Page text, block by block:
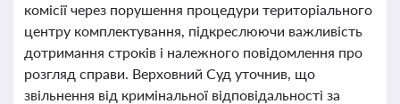
комісії через порушення процедури територіального
центру комплектування, підкреслюючи важливість
дотримання строків і належного повідомлення про
розгляд справи. Верховний Суд уточнив, що
звільнення від кримінальної відповідальності за